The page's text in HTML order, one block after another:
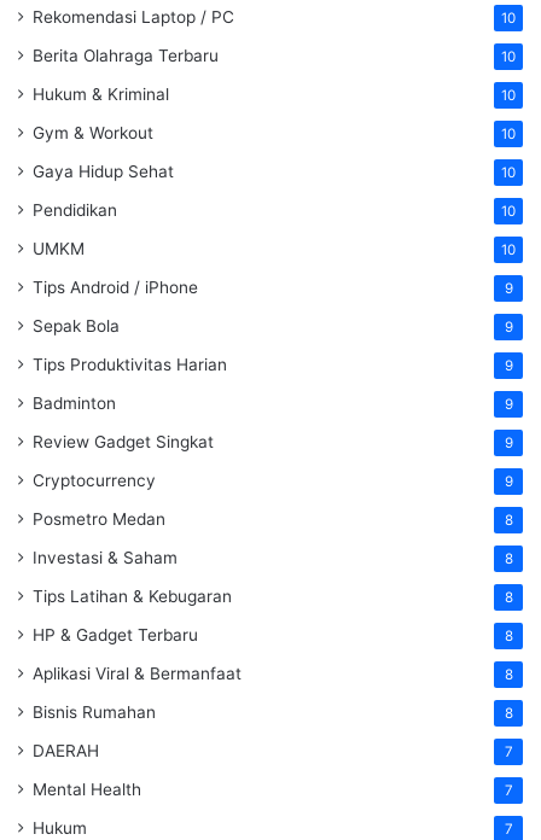
Rekomendasi Laptop / PC 10
Berita Olahraga Terbaru 10
Hukum & Kriminal 10
Gym & Workout 10
Gaya Hidup Sehat 10
Pendidikan 10
UMKM 10
Tips Android / iPhone 9
Sepak Bola 9
Tips Produktivitas Harian 9
Badminton 9
Review Gadget Singkat 9
Cryptocurrency 9
Posmetro Medan 8
Investasi & Saham 8
Tips Latihan & Kebugaran 8
HP & Gadget Terbaru 8
Aplikasi Viral & Bermanfaat 8
Bisnis Rumahan 8
DAERAH 7
Mental Health 7
Hukum 7